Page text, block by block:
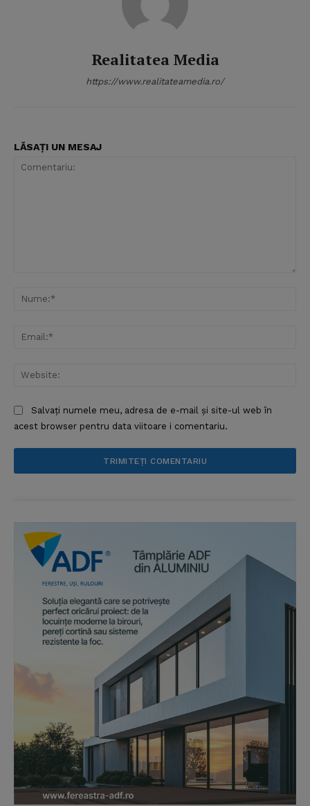
Realitatea Media
https://www.realitateamedia.ro/
LĂSAȚI UN MESAJ
Salvați numele meu, adresa de e-mail și site-ul web în
acest browser pentru data viitoare i comentariu.